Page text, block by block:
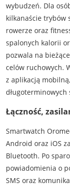
wybudzeń. Dla
kilkanaście trybów
rowerze oraz
spalonych kalorii
pozwala na
celów ruchowych.
z aplikacją
Łączność,
Smartwatch
Android oraz iOS
Bluetooth. Po
powiadomienia o
SMS oraz